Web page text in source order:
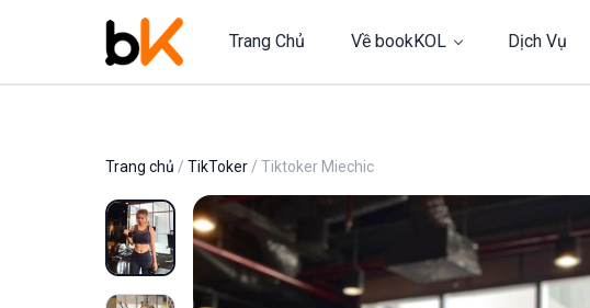
Trang Chủ Về bookKOL Dịch Vụ
Trang chủ / TikToker / Tiktoker Miechic